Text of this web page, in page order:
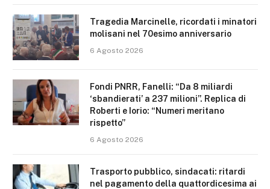
Tragedia Marcinelle, ricordati i minatori
molisani nel 70esimo anniversario
6 Agosto 2026
Fondi PNRR, Fanelli: “Da 8 miliardi
‘sbandierati’ a 237 milioni”. Replica di
Roberti e Iorio: “Numeri meritano
rispetto”
6 Agosto 2026
Trasporto pubblico, sindacati: ritardi
nel pagamento della quattordicesima ai